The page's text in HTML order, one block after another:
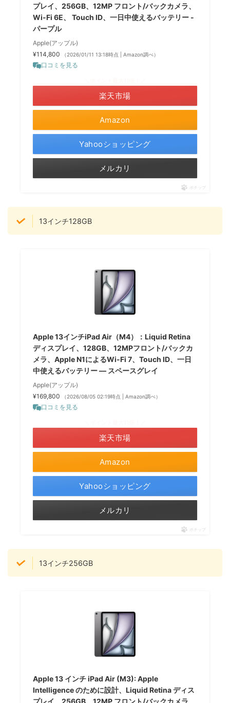
プレイ、256GB、12MP フロント/バックカメラ、
Wi-Fi 6E、 Touch ID、一日中使えるバッテリー -
パープル
Apple(アップル)
¥114,800
（2026/01/11 13:18時点 | Amazon調べ）
口コミを見る
Amazon
楽天市場
Yahooショッピング
メルカリ
ポチップ
13インチ128GB
Apple 13インチiPad Air（M4）：Liquid Retina
ディスプレイ、128GB、12MPフロント/バックカ
メラ、Apple N1によるWi-Fi 7、Touch ID、一日
中使えるバッテリー — スペースグレイ
Apple(アップル)
¥169,800
（2026/08/05 02:19時点 | Amazon調べ）
口コミを見る
Amazon
楽天市場
Yahooショッピング
メルカリ
ポチップ
13インチ256GB
Apple 13 インチ iPad Air (M3): Apple
Intelligence のために設計、Liquid Retina ディス
プレイ、256GB、12MP フロント/バックカメラ、